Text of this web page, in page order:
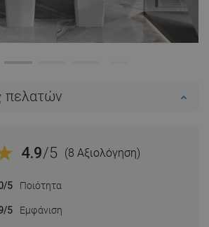
πελατών
4.9/5 (8 Αξιολόγηση)
/5 Ποιότητα
/5 Εμφάνιση